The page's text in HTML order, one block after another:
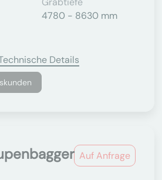
4780 - 8630 mm
Details
Auf Anfrage